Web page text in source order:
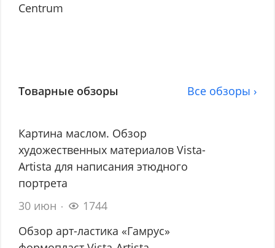
Centrum
Товарные обзоры Все обзоры ›
Картина маслом. Обзор
художественных материалов Vista-
Artista для написания этюдного
портрета
30 июн
1744
Обзор арт-ластика «Гамрус»